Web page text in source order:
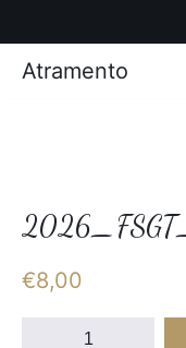
€8,00
quantité
Atramento
Photos